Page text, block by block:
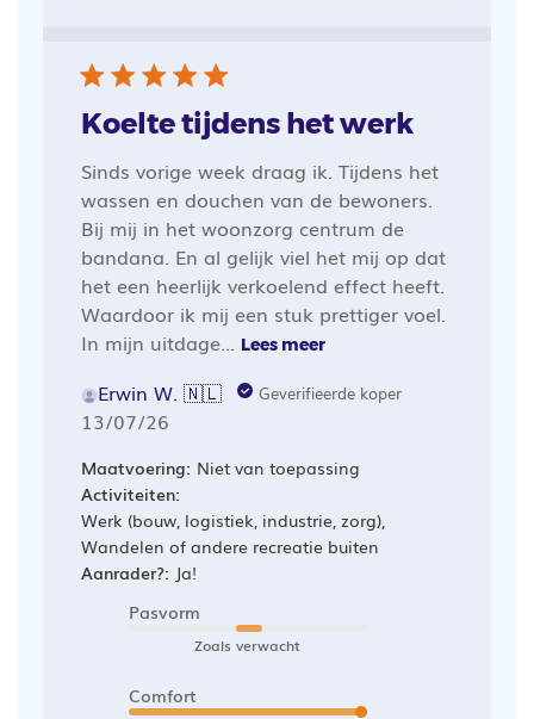
Koelte tijdens het werk
Sinds vorige week draag ik. Tijdens het
wassen en douchen van de bewoners.
Bij mij in het woonzorg centrum de
bandana. En al gelijk viel het mij op dat
het een heerlijk verkoelend effect heeft.
Waardoor ik mij een stuk prettiger voel.
In mijn uitdage... Lees meer
Erwin W. 🇳🇱 Geverifieerde koper
Publicatiedatum
13/07/26
Maatvoering: Niet van toepassing
Activiteiten:
Werk (bouw, logistiek, industrie, zorg),
Wandelen of andere recreatie buiten
Aanrader?: Ja!
Pasvorm
Zoals verwacht
Comfort